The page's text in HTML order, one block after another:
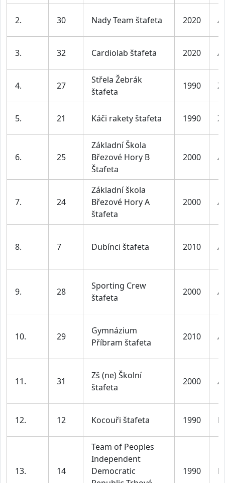
2. 30 Nady Team štafeta 2020 A
3. 32 Cardiolab štafeta 2020 A
4. 27
Střela Žebrák
štafeta
1990 Ž
5. 21 Káči rakety štafeta 1990 Ž
6. 25
Základní Škola
Březové Hory B
Štafeta
2000 A
7. 24
Základní škola
Březové Hory A
štafeta
2000 A
8. 7 Dubínci štafeta 2010 A
9. 28
Sporting Crew
štafeta
2000 A
10. 29
Gymnázium
Příbram štafeta
2010 A
11. 31
Zš (ne) Školní
štafeta
2000 A
12. 12 Kocouři štafeta 1990 M
13. 14
Team of Peoples
Independent
Democratic
1990 M